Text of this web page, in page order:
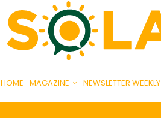
HOME MAGAZINE NEWSLETTER WEEKLY